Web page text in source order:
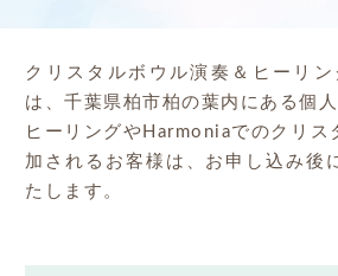
クリスタルボウル演奏＆ヒーリ
は、千葉県柏市柏の葉内にある個人
ヒーリングやHarmoniaでのクリス
加されるお客様は、お申し込み後
たします。